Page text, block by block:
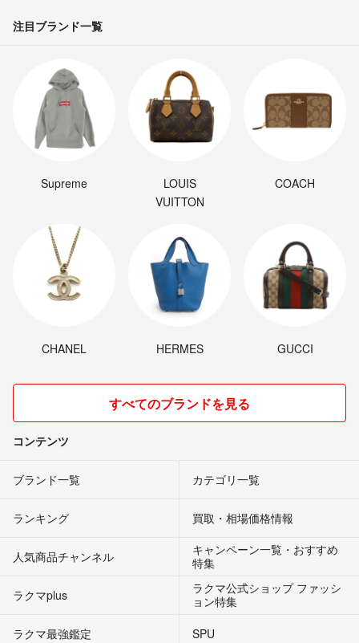
注目ブランド一覧
Supreme
LOUIS
VUITTON
COACH
CHANEL HERMES GUCCI
すべてのブランドを見る
コンテンツ
ブランド一覧 カテゴリ一覧
ランキング 買取・相場価格情報
人気商品チャンネル
キャンペーン一覧・おすすめ
特集
ラクマplus
ラクマ公式ショップ ファッシ
ョン特集
ラクマ最強鑑定
SPU